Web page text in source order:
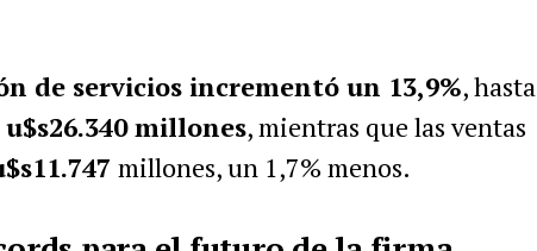
de servicios incrementó un 13,9%, hasta
u$s26.340 millones, mientras que las ventas
millones, un 1,7% menos.